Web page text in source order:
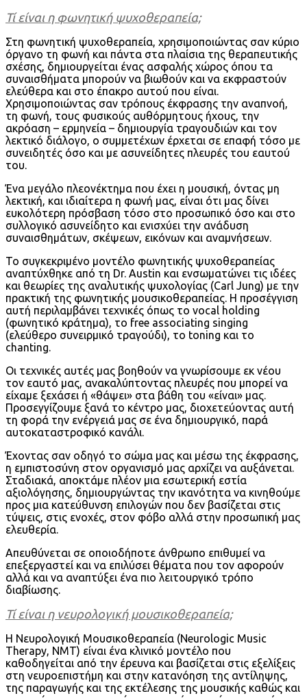
Τί είναι η φωνητική ψυχοθεραπεία;
Στη φωνητική ψυχοθεραπεία, χρησιμοποιώντας σαν κύριο
όργανο τη φωνή και πάντα στα πλαίσια της θεραπευτικής
σχέσης, δημιουργείται ένας ασφαλής χώρος όπου τα
συναισθήματα μπορούν να βιωθούν και να εκφραστούν
ελεύθερα και στο έπακρο αυτού που είναι.
Χρησιμοποιώντας σαν τρόπους έκφρασης την αναπνοή,
τη φωνή, τους φυσικούς αυθόρμητους ήχους, την
ακρόαση – ερμηνεία – δημιουργία τραγουδιών και τον
λεκτικό διάλογο, ο συμμετέχων έρχεται σε επαφή τόσο με
συνειδητές όσο και με ασυνείδητες πλευρές του εαυτού
του.
Ένα μεγάλο πλεονέκτημα που έχει η μουσική, όντας μη
λεκτική, και ιδιαίτερα η φωνή μας, είναι ότι μας δίνει
ευκολότερη πρόσβαση τόσο στο προσωπικό όσο και στο
συλλογικό ασυνείδητο και ενισχύει την ανάδυση
συναισθημάτων, σκέψεων, εικόνων και αναμνήσεων.
Το συγκεκριμένο μοντέλο φωνητικής ψυχοθεραπείας
αναπτύχθηκε από τη Dr. Austin και ενσωματώνει τις ιδέες
και θεωρίες της αναλυτικής ψυχολογίας (Carl Jung) με την
πρακτική της φωνητικής μουσικοθεραπείας. Η προσέγγιση
αυτή περιλαμβάνει τεχνικές όπως το vocal holding
(φωνητικό κράτημα), το free associating singing
(ελεύθερο συνειρμικό τραγούδι), το toning και το
chanting.
Οι τεχνικές αυτές μας βοηθούν να γνωρίσουμε εκ νέου
τον εαυτό μας, ανακαλύπτοντας πλευρές που μπορεί να
είχαμε ξεχάσει ή «θάψει» στα βάθη του «είναι» μας.
Προσεγγίζουμε ξανά το κέντρο μας, διοχετεύοντας αυτή
τη φορά την ενέργειά μας σε ένα δημιουργικό, παρά
αυτοκαταστροφικό κανάλι.
Έχοντας σαν οδηγό το σώμα μας και μέσω της έκφρασης,
η εμπιστοσύνη στον οργανισμό μας αρχίζει να αυξάνεται.
Σταδιακά, αποκτάμε πλέον μια εσωτερική εστία
αξιολόγησης, δημιουργώντας την ικανότητα να κινηθούμε
προς μια κατεύθυνση επιλογών που δεν βασίζεται στις
τύψεις, στις ενοχές, στον φόβο αλλά στην προσωπική μας
ελευθερία.
Απευθύνεται σε οποιοδήποτε άνθρωπο επιθυμεί να
επεξεργαστεί και να επιλύσει θέματα που τον αφορούν
αλλά και να αναπτύξει ένα πιο λειτουργικό τρόπο
διαβίωσης.
Τί είναι η νευρολογική μουσικοθεραπεία;
Η Νευρολογική Μουσικοθεραπεία (Neurologic Music
Therapy, NMT) είναι ένα κλινικό μοντέλο που
καθοδηγείται από την έρευνα και βασίζεται στις εξελίξεις
στη νευροεπιστήμη και στην κατανόηση της αντίληψης,
της παραγωγής και της εκτέλεσης της μουσικής καθώς και